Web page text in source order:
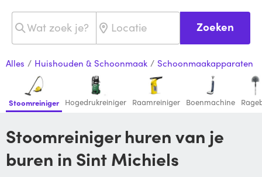
Zoeken
Alles / Huishouden & Schoonmaak / Schoonmaakapparaten
Stoomreiniger Hogedrukreiniger Raamreiniger Boenmachine
Stoomreiniger huren van je
buren in Sint Michiels